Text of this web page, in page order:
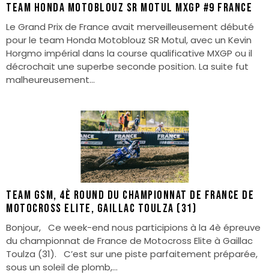
TEAM HONDA MOTOBLOUZ SR MOTUL MXGP #9 France
Le Grand Prix de France avait merveilleusement débuté
pour le team Honda Motoblouz SR Motul, avec un Kevin
Horgmo impérial dans la course qualificative MXGP ou il
décrochait une superbe seconde position. La suite fut
malheureusement...
Team GSM, 4è round du championnat de France de
Motocross Elite, Gaillac Toulza (31)
Bonjour, Ce week-end nous participions à la 4è épreuve
du championnat de France de Motocross Elite à Gaillac
Toulza (31). C’est sur une piste parfaitement préparée,
sous un soleil de plomb,...